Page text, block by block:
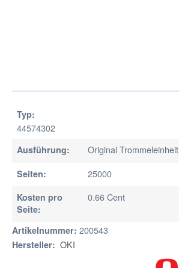
Typ:
44574302
Ausführung: Original Trommeleinheit
Seiten: 25000
Kosten pro
Seite:
0.66 Cent
Artikelnummer: 200543
Hersteller: OKI